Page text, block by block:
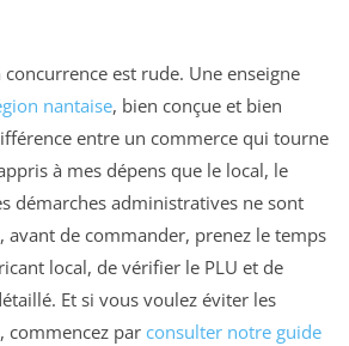
concurrence est rude. Une enseigne
nantaise, bien conçue et bien
entre un commerce qui tourne
à mes dépens que le local, le
démarches administratives ne sont
avant de commander, prenez le temps
local, de vérifier le PLU et de
Et si vous voulez éviter les
commencez par consulter notre guide